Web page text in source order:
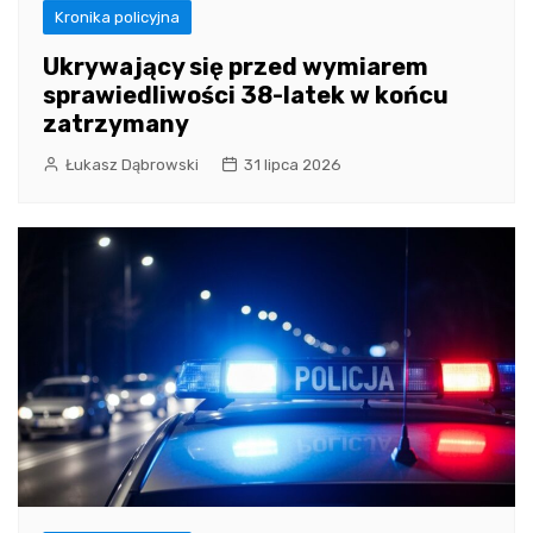
Kronika policyjna
Ukrywający się przed wymiarem
sprawiedliwości 38-latek w końcu
zatrzymany
Łukasz Dąbrowski 31 lipca 2026